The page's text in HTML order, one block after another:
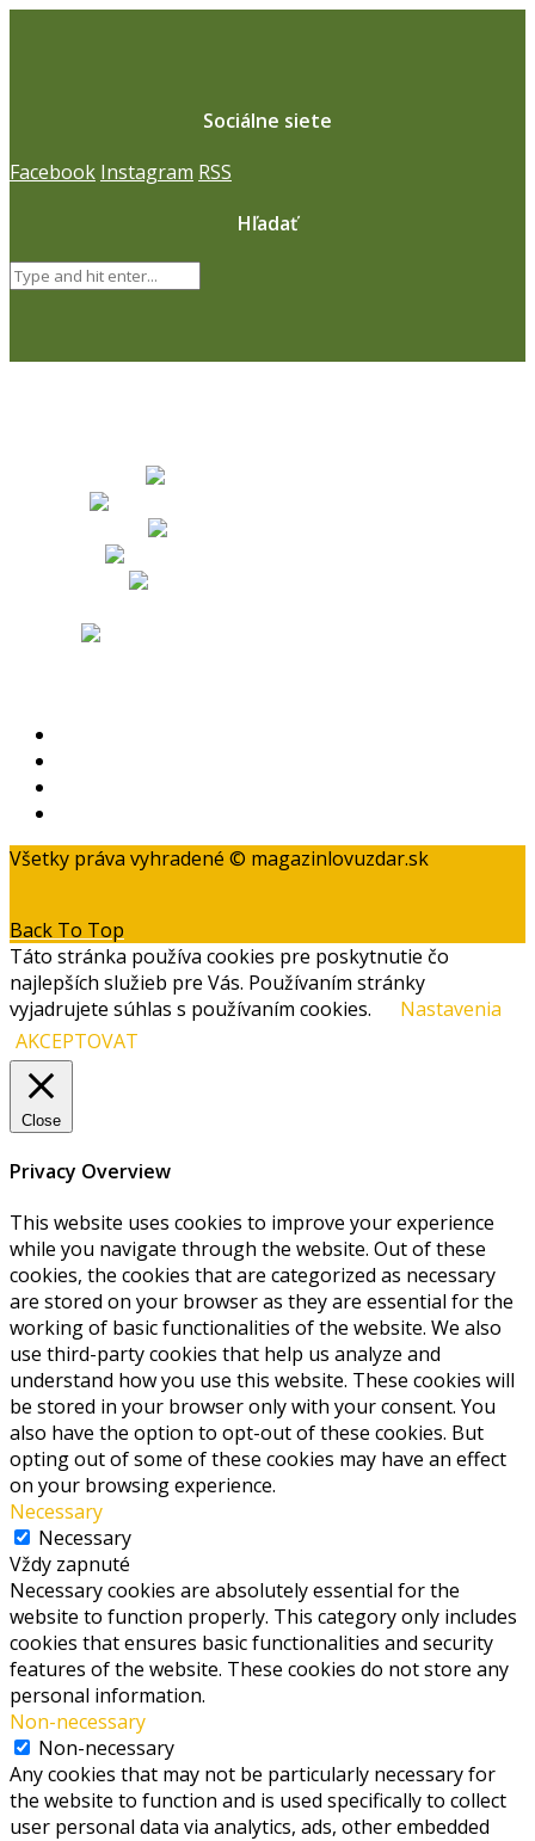
Sociálne siete
Facebook Instagram RSS
Hľadať
Všetky práva vyhradené © magazinlovuzdar.sk
Back To Top
Táto stránka používa cookies pre poskytnutie čo
najlepších služieb pre Vás. Používaním stránky
vyjadrujete súhlas s používaním cookies.
Nastavenia
AKCEPTOVAT
Close
Privacy Overview
This website uses cookies to improve your experience
while you navigate through the website. Out of these
cookies, the cookies that are categorized as necessary
are stored on your browser as they are essential for the
working of basic functionalities of the website. We also
use third-party cookies that help us analyze and
understand how you use this website. These cookies will
be stored in your browser only with your consent. You
also have the option to opt-out of these cookies. But
opting out of some of these cookies may have an effect
on your browsing experience.
Necessary
Necessary
Vždy zapnuté
Necessary cookies are absolutely essential for the
website to function properly. This category only includes
cookies that ensures basic functionalities and security
features of the website. These cookies do not store any
personal information.
Non-necessary
Non-necessary
Any cookies that may not be particularly necessary for
the website to function and is used specifically to collect
user personal data via analytics, ads, other embedded